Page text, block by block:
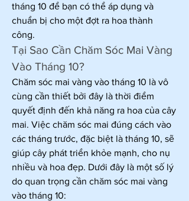
tháng 10 để bạn có thể áp dụng và
chuẩn bị cho một đợt ra hoa thành
công.
Tại Sao Cần Chăm Sóc Mai Vàng
Vào Tháng 10?
Chăm sóc mai vàng vào tháng 10 là vô
cùng cần thiết bởi đây là thời điểm
quyết định đến khả năng ra hoa của cây
mai. Việc chăm sóc mai đúng cách vào
các tháng trước, đặc biệt là tháng 10, sẽ
giúp cây phát triển khỏe mạnh, cho nụ
nhiều và hoa đẹp. Dưới đây là một số lý
do quan trọng cần chăm sóc mai vàng
vào tháng 10: